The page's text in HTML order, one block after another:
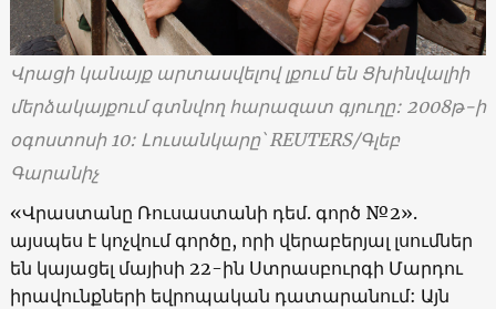
Վրացի կանայք արտասվելով լքում են Ցխինվալիի
մերձակայքում գտնվող հարազատ գյուղը: 2008թ-ի
օգոստոսի 10: Լուսանկարը՝REUTERS/Գլեբ
Գարանիչ
«Վրաստանը Ռուսաստանի դեմ. գործ №2».
այսպես է կոչվում գործը, որի վերաբերյալ լսումներ
են կայացել մայիսի 22-ին Ստրասբուրգի Մարդու
իրավունքների եվրոպական դատարանում: Այն